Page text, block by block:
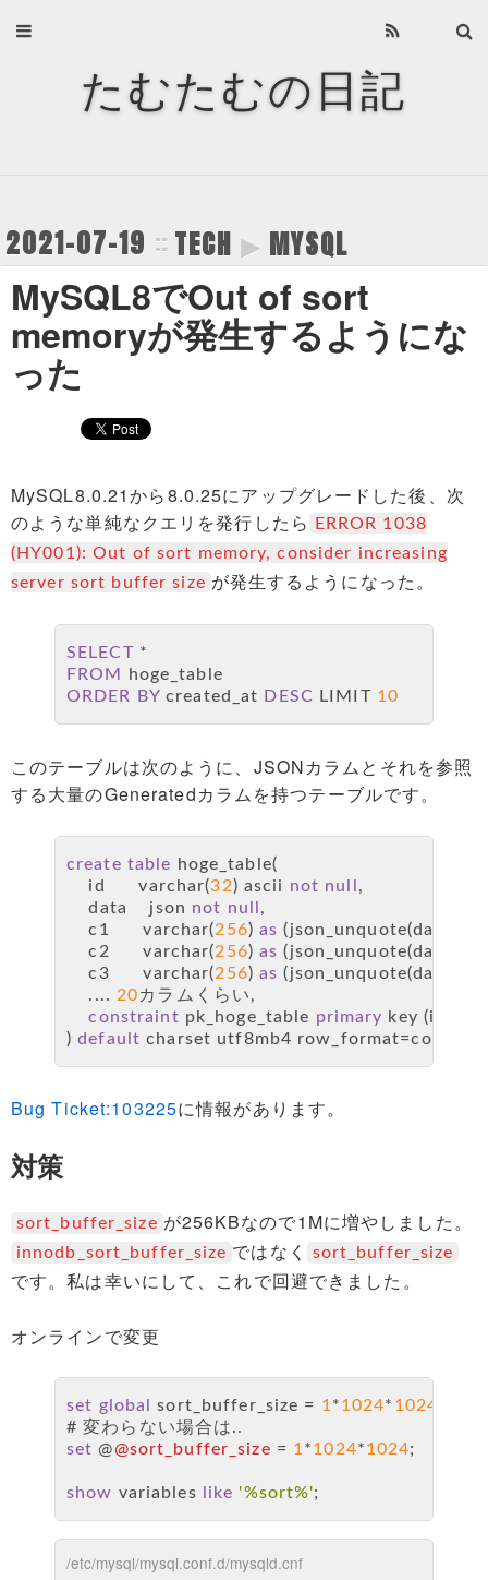
たむたむの日記
2021-07-19 TECH ▶ MYSQL
MySQL8でOut of sort
memoryが発生するようにな
った
MySQL8.0.21から8.0.25にアップグレードした後、次
のような単純なクエリを発行したら
ERROR 1038
(HY001): Out of sort memory, consider increasing
server sort buffer size が発生するようになった。
SELECT *
FROM
hoge_table
ORDER
BY created_at DESC LIMIT 10
このテーブルは次のように、JSONカラムとそれを参照
する大量のGeneratedカラムを持つテーブルです。
create table hoge_table(
    id
varchar(32) ascii not null,
    data    json
not null,
    c1
varchar(256) as (json_unquote(data
    c2
varchar(256) as (json_unquote(data
    c3
varchar(256) as (json_unquote(data
    ....
20カラムくらい,
constraint pk_hoge_table primary key (id)
) default charset utf8mb4 row_format=
Bug Ticket:103225に情報があります。
対策
sort_buffer_size が256KBなので1Mに増やしました。
innodb_sort_buffer_size ではなく sort_buffer_size
です。私は幸いにして、これで回避できました。
オンラインで変更
set global sort_buffer_size = 1*1024* 1024
# 変わらない場合は..
set @@sort_buffer_size = 1*1024*1024;
show variables like '%sort%';
/etc/mysql/mysql.conf.d/mysqld.cnf
Home
About
Recents
Categories
Tag Cloud